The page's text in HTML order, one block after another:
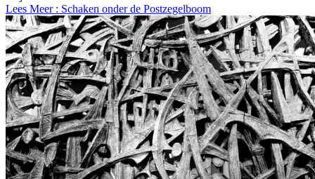
Lees Meer : Schaken onder de Postzegelboom